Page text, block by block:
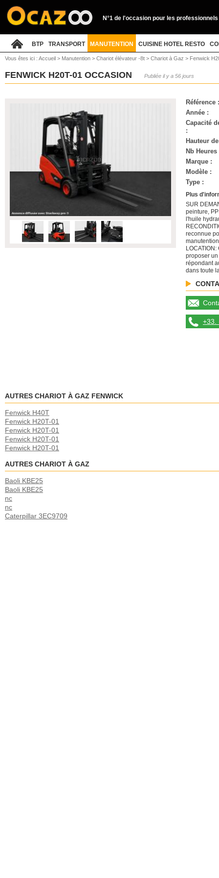
N°1 de l'occasion pour les professionnels
BTP TRANSPORT MANUTENTION CUISINE HOTEL RESTO
Vous êtes ici : Accueil > Manutention > Chariot élévateur -8t > Chariot à Gaz > Fenwick
FENWICK H20T-01 OCCASION Publiée il y a 56 jours
Référence :
Année :
Capacité
:
Hauteur
Nb Heures
Marque :
Modèle :
Type :
Plus
SUR
peinture,
l'huile
reconnue
proposer
répondant
dans toute
+33.
AUTRES CHARIOT À GAZ FENWICK
Fenwick H40T
Fenwick H20T-01
Fenwick H20T-01
Fenwick H20T-01
Fenwick H20T-01
AUTRES CHARIOT À GAZ
Baoli KBE25
Baoli KBE25
nc
nc
Caterpillar 3EC9709